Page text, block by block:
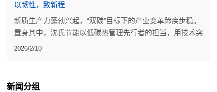
以韧性，致新程
新质生产力蓬勃兴起，“双碳”目标下的产业变革蹄疾步稳。
置身其中，沈氏节能以低碳热管理先行者的担当，用技术突
破、落地成果，为行业发展添砖加瓦。
2026/2/10
新闻分组